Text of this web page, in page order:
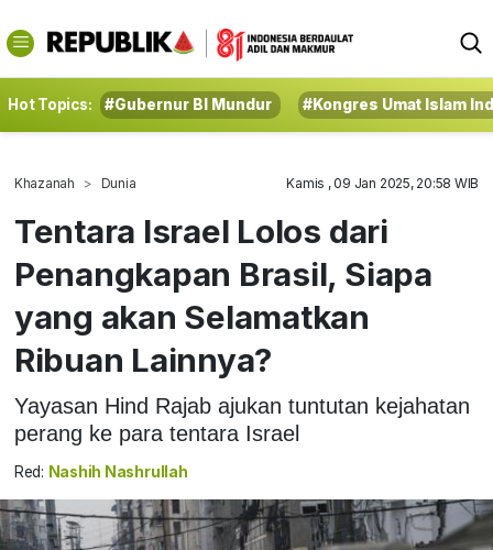
Hot Topics: #Gubernur BI Mundur #Kongres Umat Islam
Khazanah Dunia Kamis , 09 Jan 2025, 20:58 WIB
Tentara Israel Lolos dari
Penangkapan Brasil, Siapa
yang akan Selamatkan
Ribuan Lainnya?
Yayasan Hind Rajab ajukan tuntutan kejahatan
perang ke para tentara Israel
Red: Nashih Nashrullah